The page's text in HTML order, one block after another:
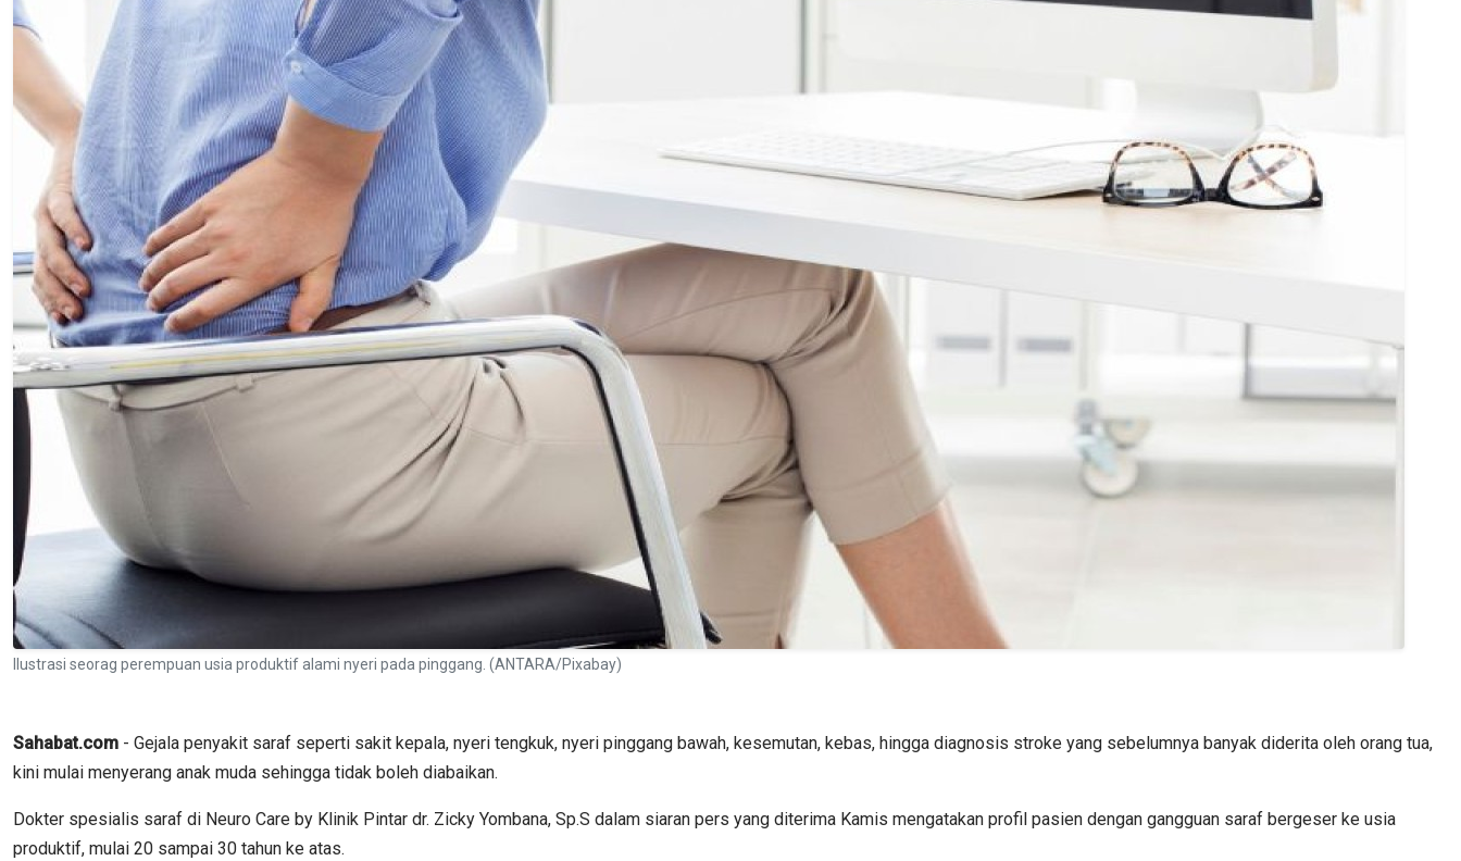
Ilustrasi seorag perempuan usia produktif alami nyeri pada pinggang. (ANTARA/Pixabay)
Sahabat.com - Gejala penyakit saraf seperti sakit kepala, nyeri tengkuk, nyeri pinggang bawah, kesemutan, kebas, hingga diagnosis stroke yang sebelumnya banyak diderita oleh orang tua,
kini mulai menyerang anak muda sehingga tidak boleh diabaikan.
Dokter spesialis saraf di Neuro Care by Klinik Pintar dr. Zicky Yombana, Sp.S dalam siaran pers yang diterima Kamis mengatakan profil pasien dengan gangguan saraf bergeser ke usia
produktif, mulai 20 sampai 30 tahun ke atas.